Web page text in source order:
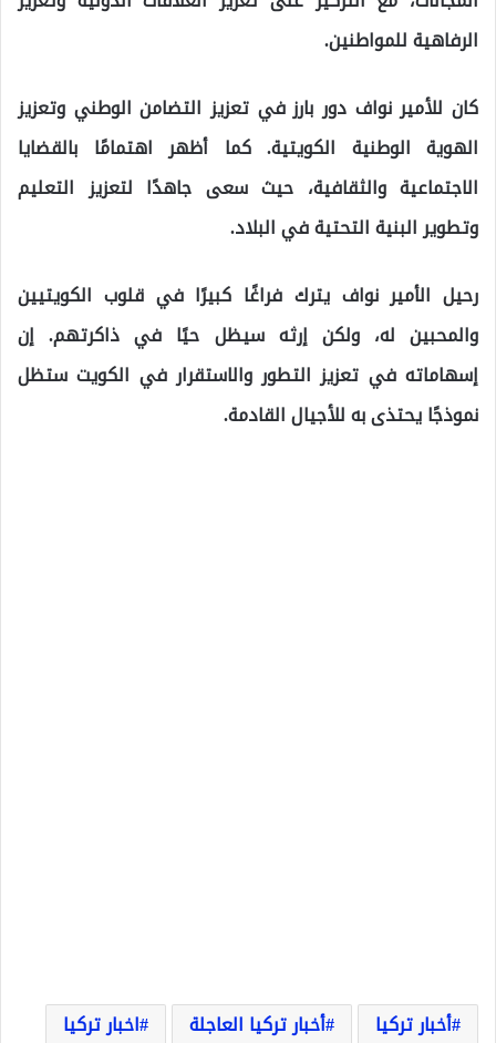
الرفاهية للمواطنين.
كان للأمير نواف دور بارز في تعزيز التضامن الوطني وتعزيز
الهوية الوطنية الكويتية. كما أظهر اهتمامًا بالقضايا
الاجتماعية والثقافية، حيث سعى جاهدًا لتعزيز التعليم
وتطوير البنية التحتية في البلاد.
رحيل الأمير نواف يترك فراغًا كبيرًا في قلوب الكويتيين
والمحبين له، ولكن إرثه سيظل حيًا في ذاكرتهم. إن
إسهاماته في تعزيز التطور والاستقرار في الكويت ستظل
نموذجًا يحتذى به للأجيال القادمة.
أخبار تركيا أخبار تركيا العاجلة
اخبار تركيا